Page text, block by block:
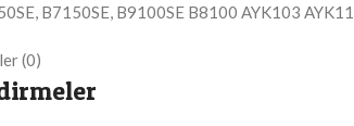
B7150SE, B9100SE B8100 AYK103
(0)